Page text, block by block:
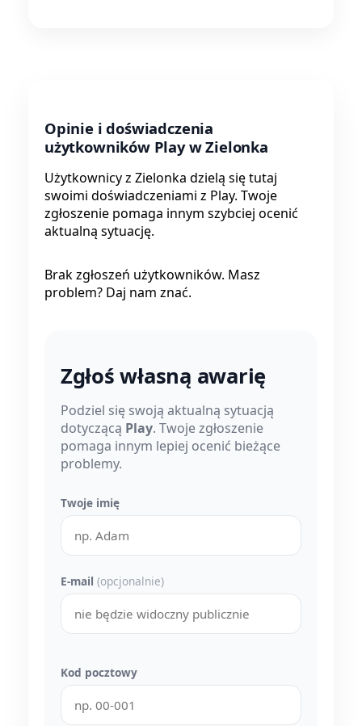
Opinie i doświadczenia
użytkowników Play w Zielonka
Użytkownicy z Zielonka dzielą się tutaj
swoimi doświadczeniami z Play. Twoje
zgłoszenie pomaga innym szybciej ocenić
aktualną sytuację.
Brak zgłoszeń użytkowników. Masz
problem? Daj nam znać.
Zgłoś własną awarię
Podziel się swoją aktualną sytuacją
dotyczącą Play. Twoje zgłoszenie
pomaga innym lepiej ocenić bieżące
problemy.
Twoje imię
E-mail (opcjonalnie)
Kod pocztowy